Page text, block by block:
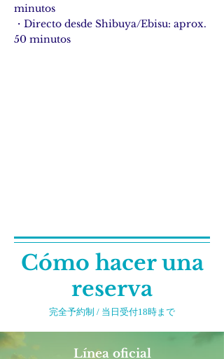
minutos
・Directo desde Shibuya/Ebisu: aprox.
50 minutos
Cómo hacer una
reserva
完全予約制 / 当日受付18時まで
Línea oficial